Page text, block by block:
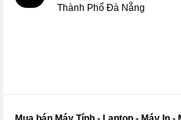
Thành Phố Đà Nẵng